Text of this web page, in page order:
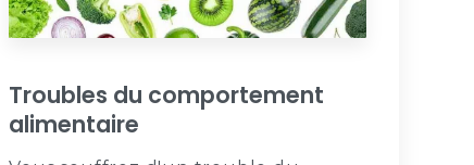
Troubles du comportement
alimentaire